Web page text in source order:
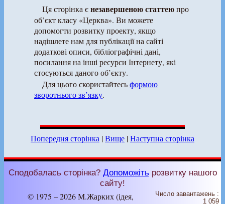
Ця сторінка єнезавершеною статтеюпро
об’єкт класу «Церква». Ви можете
допомогти розвитку проекту, якщо
надішлете нам для публікації на сайті
додаткові описи, бібліографічні дані,
посилання на інші ресурси Інтернету, які
стосуються даного об’єкту.
Для цього скористайтесьформою
зворотнього зв’язку.
Попередня сторінка |Вище |Наступна сторінка
Сподобалась сторінка? Допоможітьрозвитку нашого
сайту!
© 1975 – 2026 М.Жарких (ідея,
Число завантажень :
1 059